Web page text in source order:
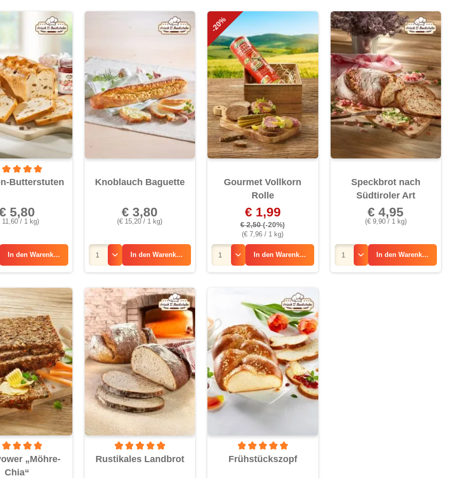
Bewertung von 5 von 5 Sternen
Butterstuten
11,60 / 1 kg)
5,80
In den Warenkorb
Knoblauch Baguette
(€ 15,20 / 1 kg)
€ 3,80
In den Warenkorb
-20%
Gourmet Vollkorn
Rolle
(€ 7,96 / 1 kg)
€ 1,99
€ 2,50(-20%)
In den Warenkorb
Speckbrot nach
Südtiroler Art
(€ 9,90 / 1 kg)
€ 4,95
In den Warenkorb
Bewertung von 5 von 5 Sternen
„Möhre-
Chia“
Durchschnittliche Bewertung von 5 von 5 Sternen
Rustikales Landbrot Durchschnittliche Bewertung von 5 von 5 Sternen
Frühstückszopf